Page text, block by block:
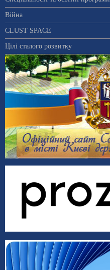
Війна
CLUST SPACE
Цілі сталого розвитку